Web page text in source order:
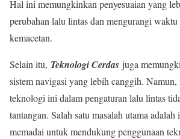
Hal ini memungkinkan penyesuaian yang
perubahan lalu lintas dan mengurangi waktu
kemacetan.
Selain itu, Teknologi Cerdas juga
sistem navigasi yang lebih canggih. Namun,
teknologi ini dalam pengaturan lalu lintas
tantangan. Salah satu masalah utama
memadai untuk mendukung penggunaan